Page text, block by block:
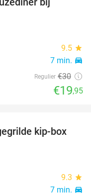
9.5 star
7 min. directions_car
Regulier €30
€19,95
37%
kip-box
9.3 star
7 min. directions_car